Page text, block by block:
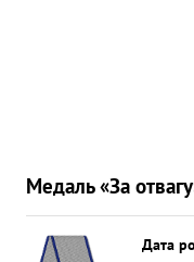
Медаль «За
Дата